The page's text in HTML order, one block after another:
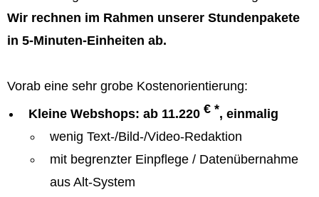
Wir rechnen im Rahmen unserer Stundenpakete
in 5-Minuten-Einheiten ab.
Vorab eine sehr grobe Kostenorientierung:
Kleine Webshops: ab 11.220 € *, einmalig
wenig Text-/Bild-/Video-Redaktion
mit begrenzter Einpflege / Datenübernahme
aus Alt-System